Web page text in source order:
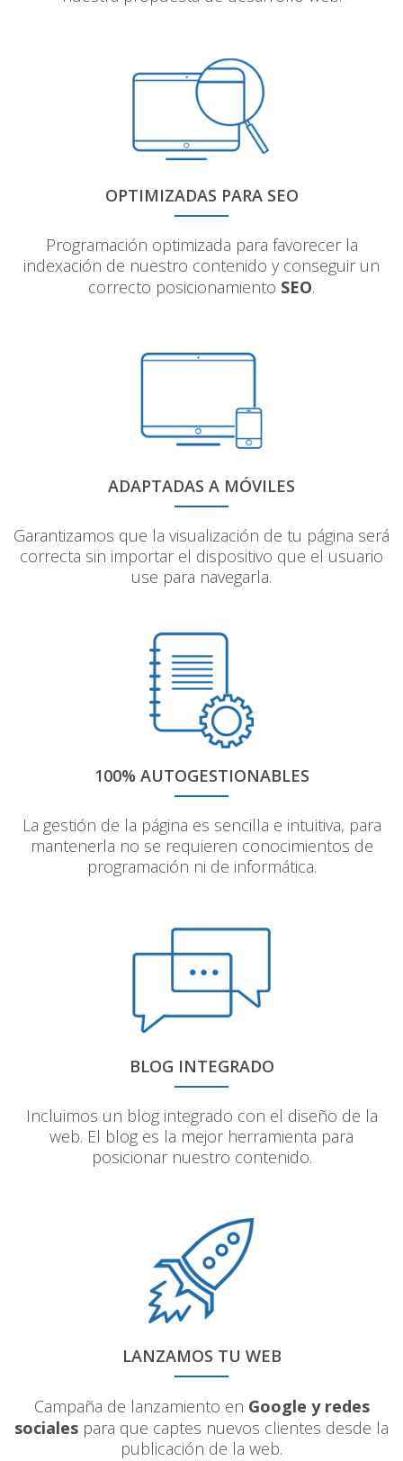
OPTIMIZADAS PARA SEO
Programación optimizada para favorecer la
indexación de nuestro contenido y conseguir un
correcto posicionamiento SEO.
ADAPTADAS A MÓVILES
Garantizamos que la visualización de tu página será
correcta sin importar el dispositivo que el usuario
use para navegarla.
100% AUTOGESTIONABLES
La gestión de la página es sencilla e intuitiva, para
mantenerla no se requieren conocimientos de
programación ni de informática.
BLOG INTEGRADO
Incluimos un blog integrado con el diseño de la
web. El blog es la mejor herramienta para
posicionar nuestro contenido.
LANZAMOS TU WEB
Campaña de lanzamiento en Google y redes
sociales para que captes nuevos clientes desde la
publicación de la web.